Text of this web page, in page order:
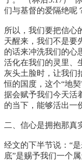
们与基督的爱隔绝呢
所以，我们要把信心
天醒来，我们不是要
的话来冲洗我们的心
活化在我们的灵里、
灰头土脸时，让我们
恒的国度，这个“地
据会赋予我们今天活
的当下，能够活出一
二、信心是拥抱那真
经文的下半节说：“
底”是赐予我们一个